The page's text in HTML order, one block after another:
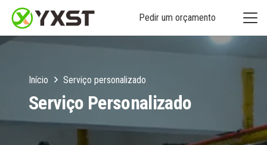
Pedir um orçamento
Início Serviço personalizado
Serviço Personalizado